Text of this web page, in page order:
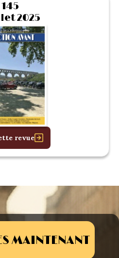
145
2025
revue
MAINTENANT